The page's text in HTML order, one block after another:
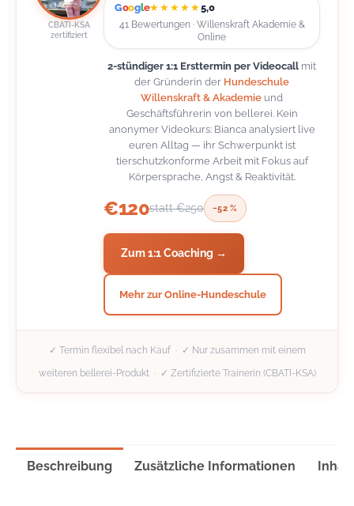
CBATI-KSA
zertifiziert
Google★★★★★5,0
41 Bewertungen · Willenskraft Akademie &
Online
2-stündiger 1:1 Ersttermin per Videocall mit
der Gründerin der Hundeschule
Willenskraft & Akademie und
Geschäftsführerin von bellerei. Kein
anonymer Videokurs: Bianca analysiert live
euren Alltag — ihr Schwerpunkt ist
tierschutzkonforme Arbeit mit Fokus auf
Körpersprache, Angst & Reaktivität.
€120statt €250 −52 %
Zum 1:1 Coaching →
Mehr zur Online-Hundeschule
✓ Termin flexibel nach Kauf · ✓ Nur zusammen mit einem
weiteren bellerei-Produkt · ✓ Zertifizierte Trainerin (CBATI-KSA)
Beschreibung Zusätzliche Informationen